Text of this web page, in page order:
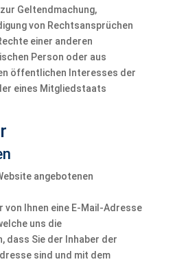
Geltendmachung,
von Rechtsansprüchen
einer anderen
Person oder aus
öffentlichen Interesses der
eines Mitgliedstaats
angebotenen
von Ihnen eine E-Mail-Adresse
uns die
dass Sie der Inhaber der
sind und mit dem